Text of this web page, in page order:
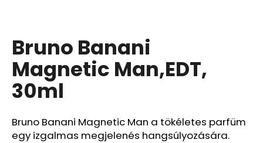
Bruno Banani
Magnetic Man,EDT,
30ml
Bruno Banani Magnetic Man a tökéletes parfüm
egy izgalmas megjelenés hangsúlyozására.
ASHWAGANDHA
BIO
-
145
KAPSZULA
4
Ft